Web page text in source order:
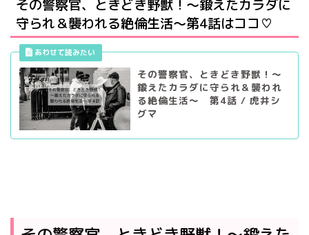
その警察官、ときどき野獣！～鍛えたカラダに
守られ＆襲われる絶倫生活～第4話はココ♡
その警察官、ときどき野獣！～
鍛えたカラダに守られ＆襲われ
る絶倫生活～ 第4話 / 虎井シ
グマ